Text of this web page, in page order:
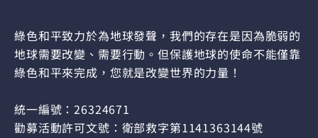
綠色和平致力於為地球發聲，我們的存在是因為脆弱的
地球需要改變、需要行動。但保護地球的使命不能僅靠
綠色和平來完成，您就是改變世界的力量！
統一編號：26324671
勸募活動許可文號：衛部救字第1141363144號